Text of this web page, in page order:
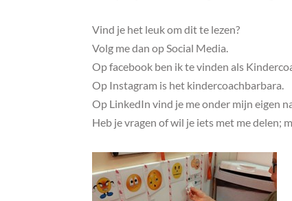
Vind je het leuk om dit te lezen?
Volg me dan op Social Media.
Op facebook ben ik te vinden als
Op Instagram is het kindercoachbarbara.
Op LinkedIn vind je me onder mijn eigen
Heb je vragen of wil je iets met me delen;